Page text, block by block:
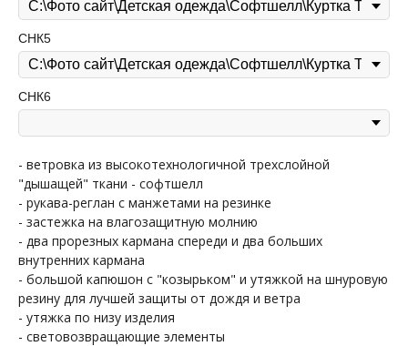
СНК5
СНК6
- ветровка из высокотехнологичной трехслойной
"дышащей" ткани - софтшелл
- рукава-реглан с манжетами на резинке
- застежка на влагозащитную молнию
- два прорезных кармана спереди и два больших
внутренних кармана
- большой капюшон с "козырьком" и утяжкой на шнуровую
резину для лучшей защиты от дождя и ветра
- утяжка по низу изделия
- световозвращающие элементы